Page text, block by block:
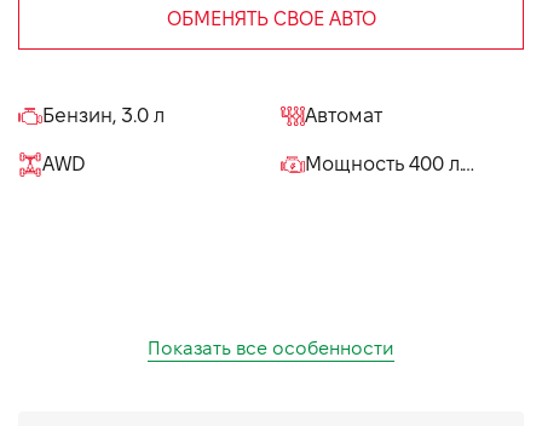
ОБМЕНЯТЬ СВОЕ АВТО
Бензин, 3.0 л Автомат
AWD Мощность 400 л.с.
Показать все особенности